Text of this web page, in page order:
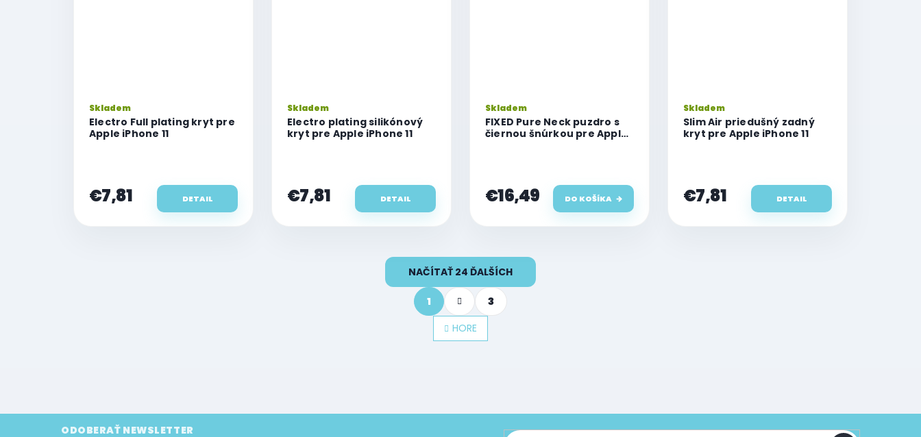
Electro Full plating kryt pre
Apple iPhone 11
Skladem
€7,81 DETAIL
Electro plating silikónový
kryt pre Apple iPhone 11
Skladem
€7,81 DETAIL
FIXED Pure Neck puzdro s
čiernou šnúrkou pre Apple
Skladem
€16,49 DO KOŠÍKA
Slim Air priedušný zadný
kryt pre Apple iPhone 11
Skladem
€7,81 DETAIL
k
y
NAČÍTAŤ 24 ĎALŠÍCH
S
t
r
á
n
1
3
HORE
ODOBERAŤ NEWSLETTER